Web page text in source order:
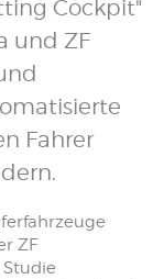
Cockpit"
und ZF
Fahrer
ZF